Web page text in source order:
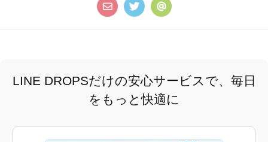
LINE DROPSだけの安心サービスで、毎日
をもっと快適に